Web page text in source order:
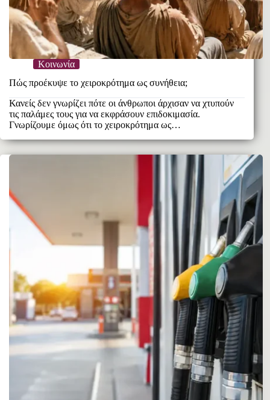
Κοινωνία
Πώς προέκυψε το χειροκρότημα ως συνήθεια;
Κανείς δεν γνωρίζει πότε οι άνθρωποι άρχισαν να χτυπούν
τις παλάμες τους για να εκφράσουν επιδοκιμασία.
Γνωρίζουμε όμως ότι το χειροκρότημα ως…